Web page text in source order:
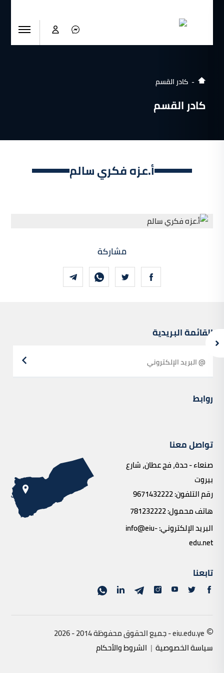
كادر القسم
كادر القسم
أ.عزه فكري سالم
مشاركة
القائمة البريدية
روابط
تواصل معنا
صنعاء - حدة، فج عطان، شارع
بيروت
رقم التلفون:9671432222
هاتف محمول:781232222
البريد الإلكتروني:info@eiu-
edu.net
تابعنا
eiu.edu.ye - جميع الحقوق محفوظة 2014 - 2026
سياسة الخصوصية | الشروط والأحكام